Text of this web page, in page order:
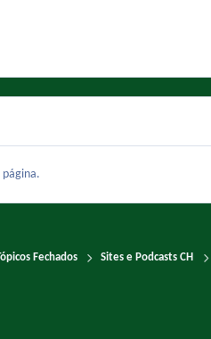
página.
Fechados Sites e Podcasts CH